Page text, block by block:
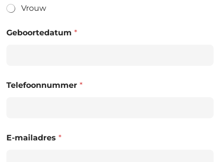
Vrouw
Geboortedatum *
Telefoonnummer *
E-mailadres *